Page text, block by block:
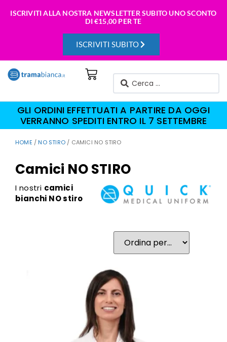
ISCRIVITI ALLA NOSTRA NEWSLETTER SUBITO UNO SCONTO
DI€15,00 PER TE
ISCRIVITI SUBITO
GLI ORDINI EFFETTUATI A PARTIRE DA OGGI
VERRANNO SPEDITI ENTRO IL 7 SETTEMBRE
HOME / NO STIRO / CAMICI NO STIRO
Camici NO STIRO
I nostri camici
bianchi NO stiro
Sono una divisa sanitaria NO STIRO intessuto
: una morbida e setosa
asciuga velocemente, non si stropiccia e si può
I camici sono candeggiabili, lavabili fino a 90° e
sterilizzabili in autoclave con ciclo delicato a 121°;
il bianco resta sempre brillante e, se a contatto
con l’ipoclorito, non restano aloni se sciacquati